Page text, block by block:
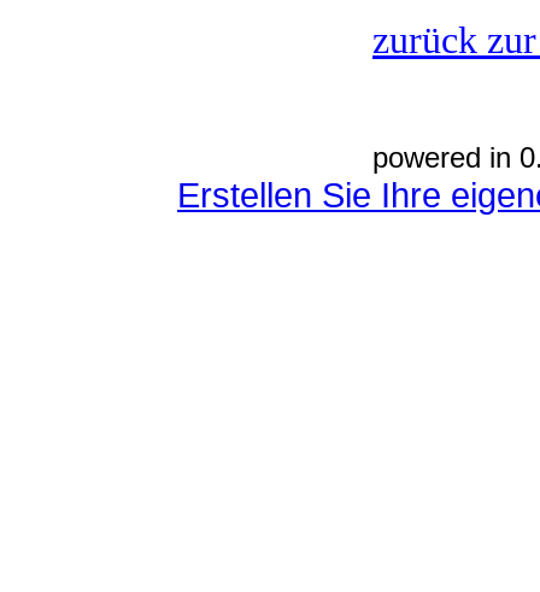
zurück
powered in
Erstellen Sie Ihre